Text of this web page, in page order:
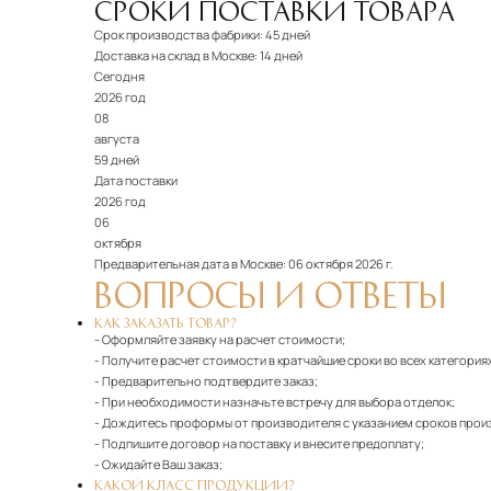
СРОКИ ПОСТАВКИ ТОВАРА
Срок производства фабрики: 45 дней
Доставка на склад в Москве: 14 дней
Сегодня
2026 год
08
августа
59 дней
Дата поставки
2026 год
06
октября
Предварительная дата в Москве:06 октября 2026 г.
ВОПРОСЫ И ОТВЕТЫ
КАК ЗАКАЗАТЬ ТОВАР?
- Оформляйте заявку на расчет стоимости;
- Получите расчет стоимости в кратчайшие сроки во всех
- Предварительно подтвердите заказ;
- При необходимости назначьте встречу для выбора отделок;
- Дождитесь проформы от производителя с указанием сроков
- Подпишите договор на поставку и внесите предоплату;
- Ожидайте Ваш заказ;
КАКОЙ КЛАСС ПРОДУКЦИИ?